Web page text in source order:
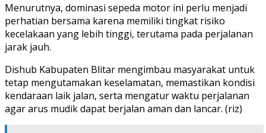
Menurutnya, dominasi sepeda motor ini perlu menjadi
perhatian bersama karena memiliki tingkat risiko
kecelakaan yang lebih tinggi, terutama pada perjalanan
jarak jauh.
Dishub Kabupaten Blitar mengimbau masyarakat untuk
tetap mengutamakan keselamatan, memastikan kondisi
kendaraan laik jalan, serta mengatur waktu perjalanan
agar arus mudik dapat berjalan aman dan lancar. (riz)